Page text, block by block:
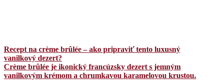
Recept na crème brûlée – ako pripraviť tento luxusný
vanilkový dezert?
Crème brûlée je ikonický francúzsky dezert s jemným
vanilkovým krémom a chrumkavou karamelovou krustou.